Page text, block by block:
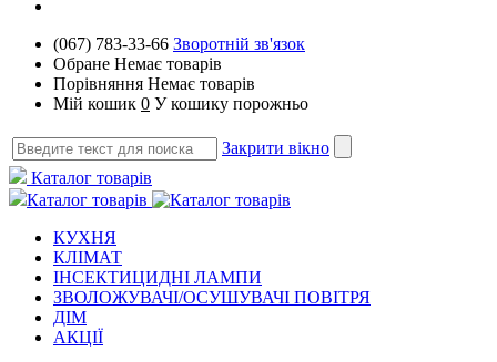
(067) 783-33-66 Зворотній зв'язок
Обране Немає товарів
Порівняння Немає товарів
Мій кошик 0 У кошику порожньо
Закрити вікно
Каталог товарів
Каталог товарів
КУХНЯ
КЛІМАТ
ІНСЕКТИЦИДНІ ЛАМПИ
ЗВОЛОЖУВАЧІ/ОСУШУВАЧІ ПОВІТРЯ
ДІМ
АКЦІЇ